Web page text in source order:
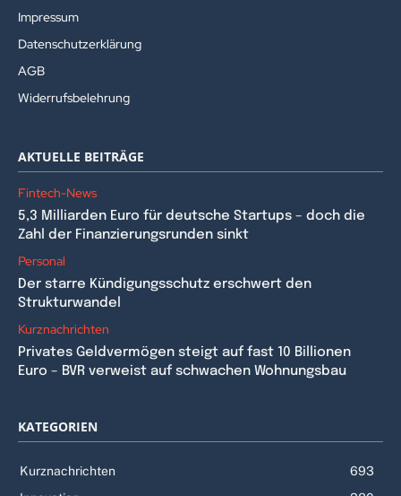
Impressum
Datenschutzerklärung
AGB
Widerrufsbelehrung
AKTUELLE BEITRÄGE
Fintech-News
5,3 Milliarden Euro für deutsche Startups – doch die
Zahl der Finanzierungsrunden sinkt
Personal
Der starre Kündigungsschutz erschwert den
Strukturwandel
Kurznachrichten
Privates Geldvermögen steigt auf fast 10 Billionen
Euro – BVR verweist auf schwachen Wohnungsbau
KATEGORIEN
Kurznachrichten
693